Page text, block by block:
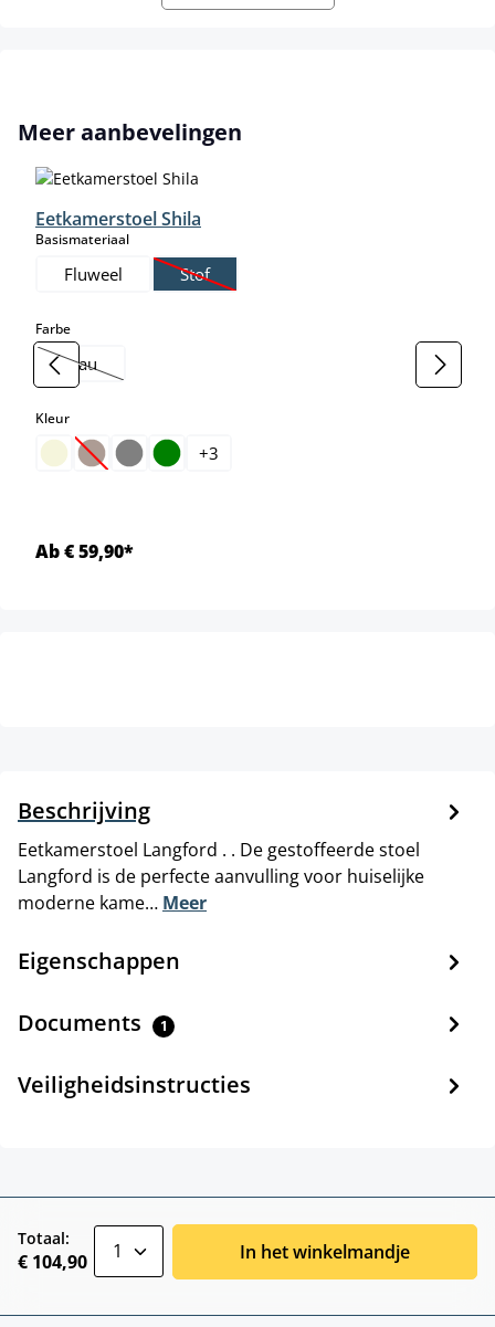
Productgalerij overslaan
Meer aanbevelingen
Eetkamerstoel Shila
Basismateriaalselect
Fluweel Stof
(Deze optie is momenteel niet beschikbaar.)
Farbeselect
blau
(Deze optie is momenteel niet beschikbaar.)
Kleurselect
(Deze optie is momenteel niet beschikbaar.)
+3
Ab € 59,90*
Beschrijving
Eetkamerstoel Langford . . De gestoffeerde stoel
Langford is de perfecte aanvulling voor huiselijke
moderne kame… Meer
Eigenschappen
Documents 1
Veiligheidsinstructies
Totaal:
€ 104,90 In het winkelmandje